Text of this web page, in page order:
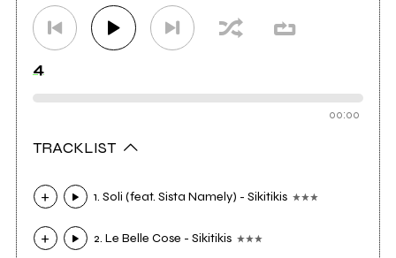
4
00:00
TRACKLIST
1. Soli (feat. Sista Namely) - Sikitikis
2. Le Belle Cose - Sikitikis